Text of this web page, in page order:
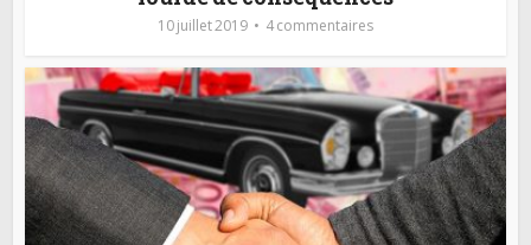
10 juillet 2019 4 commentaires